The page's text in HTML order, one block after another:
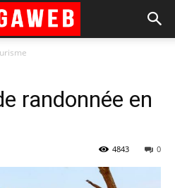
randonnée en
0
4843